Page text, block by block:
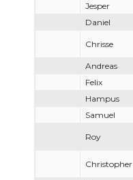
Jesper
Daniel
Chrisse
Andreas
Felix
Hampus
Samuel
Roy
Christopher